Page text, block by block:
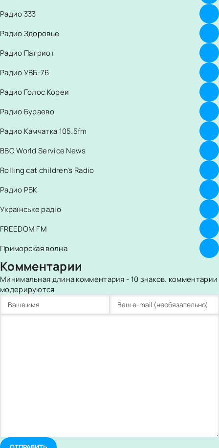
Радио 333
Радио Здоровье
Радио Патриот
Радио УВБ-76
Радио Голос Кореи
Радио Бураево
Радио Камчатка 105.5fm
BBC World Service News
Rolling cat children's Radio
Радио РБК
Українське радіо
FREEDOM FM
Приморская волна
Комментарии
Минимальная длина комментария - 10 знаков. комментарии
модерируются